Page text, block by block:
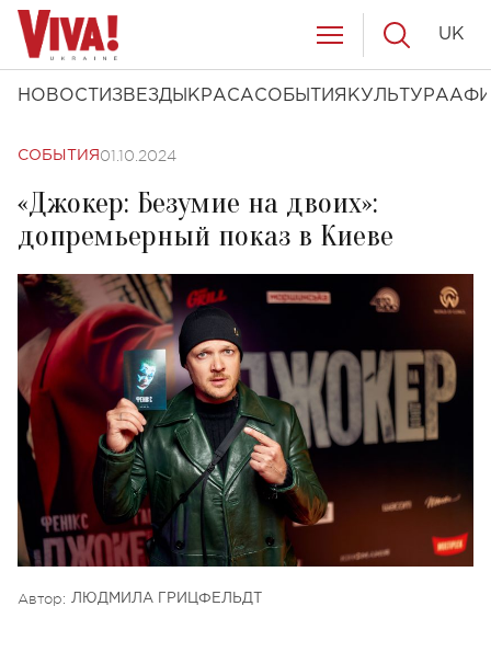
НОВОСТИ ЗВЕЗДЫ КРАСАСОБЫТИЯ КУЛЬТУРА
UK
СОБЫТИЯ 01.10.2024
«Джокер: Безумие на двоих»:
допремьерный показ в Киеве
Автор: ЛЮДМИЛА ГРИЦФЕЛЬДТ